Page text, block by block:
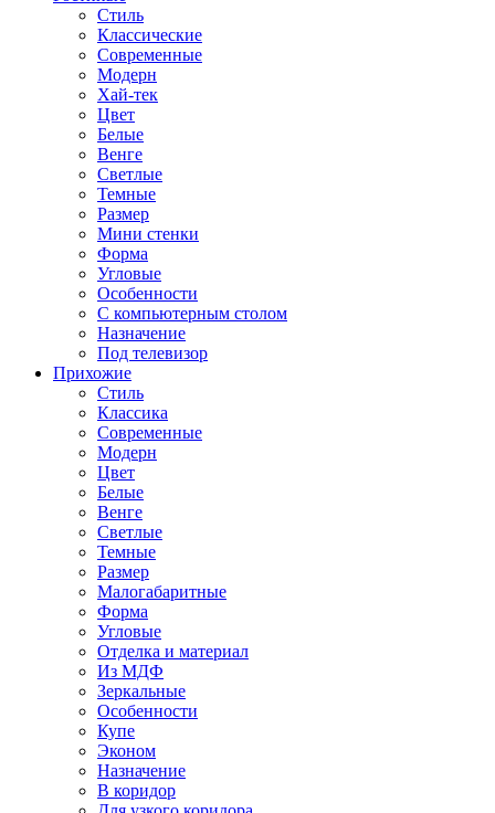
Стиль
Классические
Современные
Модерн
Хай-тек
Цвет
Белые
Венге
Светлые
Темные
Размер
Мини стенки
Форма
Угловые
Особенности
С компьютерным столом
Назначение
Под телевизор
Прихожие
Стиль
Классика
Современные
Модерн
Цвет
Белые
Венге
Светлые
Темные
Размер
Малогабаритные
Форма
Угловые
Отделка и материал
Из МДФ
Зеркальные
Особенности
Купе
Эконом
Назначение
В коридор